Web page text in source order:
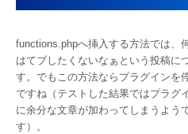
functions.phpへ挿入する方法では、
はてブしたくないなぁという投稿に
す。でもこの方法ならプラグインを
ですね（テストした結果ではプラグ
に余分な文章が加わってしまうよう
す）。